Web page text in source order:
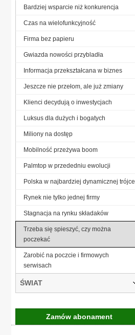
Bardziej wsparcie niż konkurencja
Czas na wielofunkcyjność
Firma bez papieru
Gwiazda nowości przybladła
Informacja przekształcana w biznes
Jeszcze nie przełom, ale już zmiany
Klienci decydują o inwestycjach
Luksus dla dużych i bogatych
Miliony na dostęp
Mobilność przeżywa boom
Palmtop w przededniu ewolucji
Polska w najbardziej dynamicznej trójce
Rynek nie tylko jednej firmy
Stagnacja na rynku składaków
Trzeba się spieszyć, czy można
poczekać
Zarobić na poczcie i firmowych
serwisach
ŚWIAT
Zamów abonament